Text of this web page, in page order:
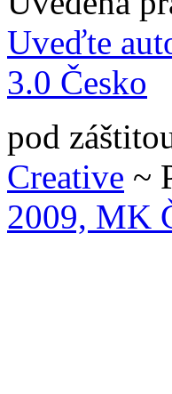
Uveďte
3.0 Česko
pod
Creative ~
2009, MK